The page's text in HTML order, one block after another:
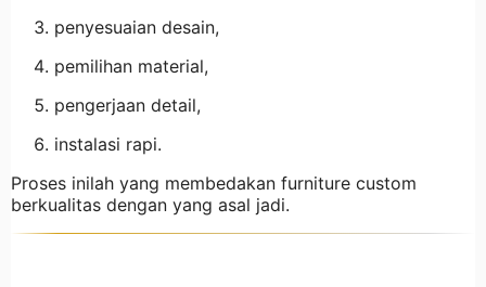
penyesuaian desain,
pemilihan material,
pengerjaan detail,
instalasi rapi.
Proses inilah yang membedakan furniture custom
berkualitas dengan yang asal jadi.